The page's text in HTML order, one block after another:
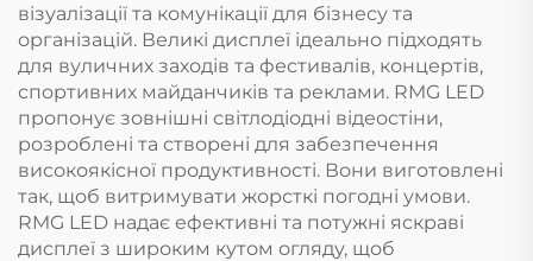
візуалізації та комунікації для бізнесу та
організацій. Великі дисплеї ідеально підходять
для вуличних заходів та фестивалів, концертів,
спортивних майданчиків та реклами. RMG LED
пропонує зовнішні світлодіодні відеостіни,
розроблені та створені для забезпечення
високоякісної продуктивності. Вони виготовлені
так, щоб витримувати жорсткі погодні умови.
RMG LED надає ефективні та потужні яскраві
дисплеї з широким кутом огляду, щоб